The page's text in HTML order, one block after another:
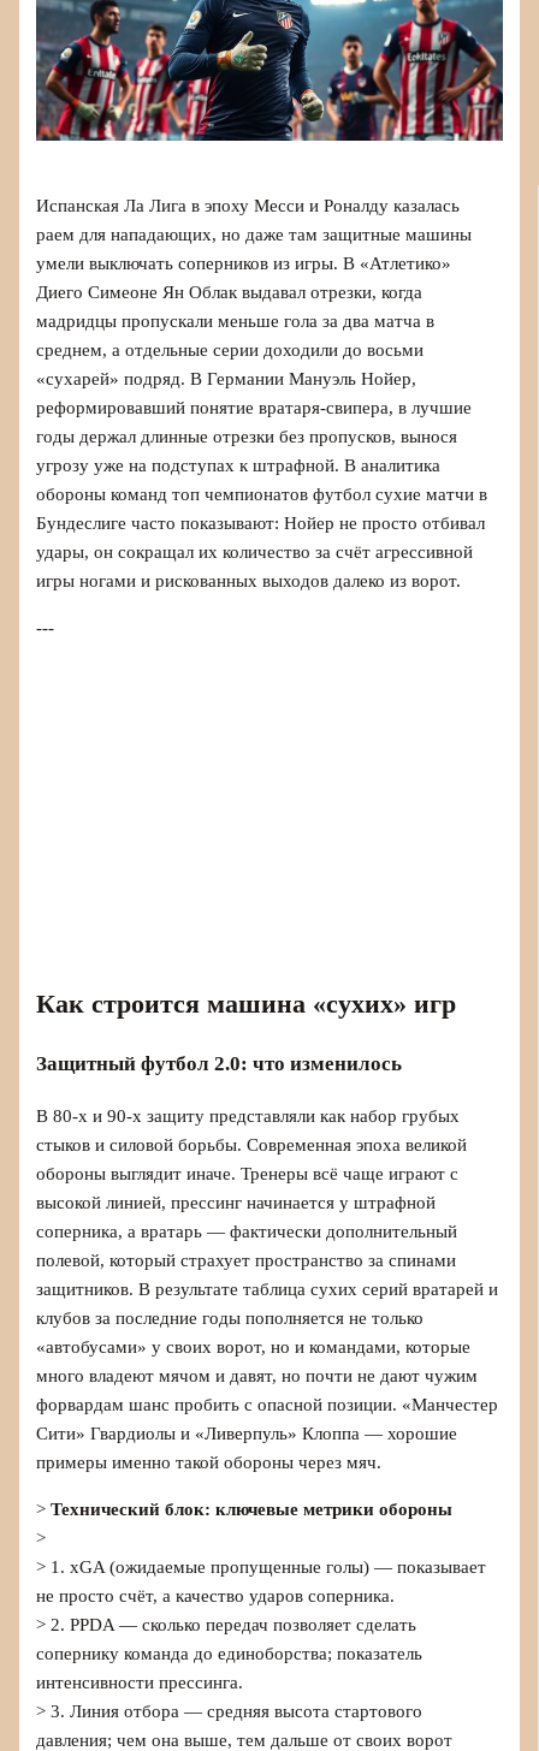
Испанская Ла Лига в эпоху Месси и Роналду казалась
раем для нападающих, но даже там защитные машины
умели выключать соперников из игры. В «Атлетико»
Диего Симеоне Ян Облак выдавал отрезки, когда
мадридцы пропускали меньше гола за два матча в
среднем, а отдельные серии доходили до восьми
«сухарей» подряд. В Германии Мануэль Нойер,
реформировавший понятие вратаря-свипера, в лучшие
годы держал длинные отрезки без пропусков, вынося
угрозу уже на подступах к штрафной. В аналитика
обороны команд топ чемпионатов футбол сухие матчи в
Бундеслиге часто показывают: Нойер не просто отбивал
удары, он сокращал их количество за счёт агрессивной
игры ногами и рискованных выходов далеко из ворот.
---
Как строится машина «сухих» игр
Защитный футбол 2.0: что изменилось
В 80-х и 90-х защиту представляли как набор грубых
стыков и силовой борьбы. Современная эпоха великой
обороны выглядит иначе. Тренеры всё чаще играют с
высокой линией, прессинг начинается у штрафной
соперника, а вратарь — фактически дополнительный
полевой, который страхует пространство за спинами
защитников. В результате таблица сухих серий вратарей и
клубов за последние годы пополняется не только
«автобусами» у своих ворот, но и командами, которые
много владеют мячом и давят, но почти не дают чужим
форвардам шанс пробить с опасной позиции. «Манчестер
Сити» Гвардиолы и «Ливерпуль» Клоппа — хорошие
примеры именно такой обороны через мяч.
>Технический блок: ключевые метрики обороны
>
> 1. xGA (ожидаемые пропущенные голы) — показывает
не просто счёт, а качество ударов соперника.
> 2. PPDA — сколько передач позволяет сделать
сопернику команда до единоборства; показатель
интенсивности прессинга.
> 3. Линия отбора — средняя высота стартового
давления; чем она выше, тем дальше от своих ворот